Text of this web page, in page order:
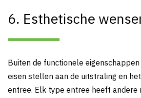
6. Esthetische
Buiten de functionele
eisen stellen aan de uitstraling en
entree. Elk type entree heeft andere